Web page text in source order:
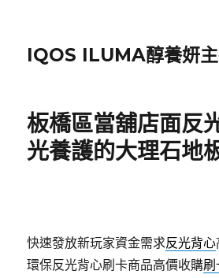
IQOS ILUMA醇養妍
板橋區當舖店面反
光養護的大理石地
快速發放新玩家資金需求反光背心
環保反光背心刷卡商品高價收購